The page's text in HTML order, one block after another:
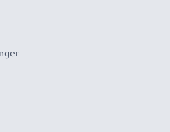
giver en pålidelig